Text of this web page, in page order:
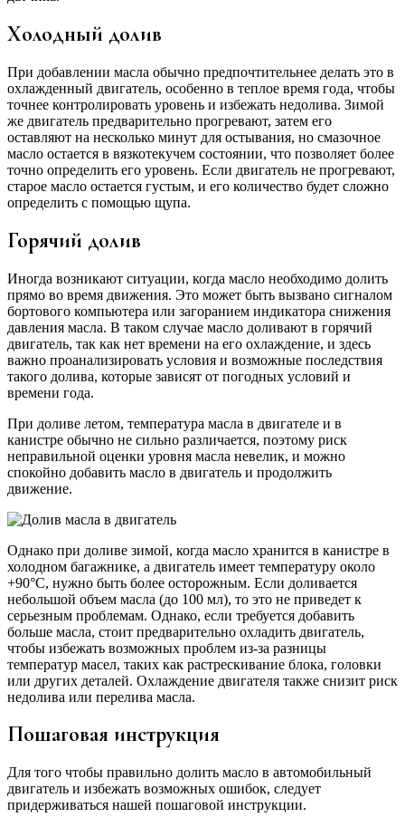
Холодный долив
При добавлении масла обычно предпочтительнее делать это в
охлажденный двигатель, особенно в теплое время года, чтобы
точнее контролировать уровень и избежать недолива. Зимой
же двигатель предварительно прогревают, затем его
оставляют на несколько минут для остывания, но смазочное
масло остается в вязкотекучем состоянии, что позволяет более
точно определить его уровень. Если двигатель не прогревают,
старое масло остается густым, и его количество будет сложно
определить с помощью щупа.
Горячий долив
Иногда возникают ситуации, когда масло необходимо долить
прямо во время движения. Это может быть вызвано сигналом
бортового компьютера или загоранием индикатора снижения
давления масла. В таком случае масло доливают в горячий
двигатель, так как нет времени на его охлаждение, и здесь
важно проанализировать условия и возможные последствия
такого долива, которые зависят от погодных условий и
времени года.
При доливе летом, температура масла в двигателе и в
канистре обычно не сильно различается, поэтому риск
неправильной оценки уровня масла невелик, и можно
спокойно добавить масло в двигатель и продолжить
движение.
Однако при доливе зимой, когда масло хранится в канистре в
холодном багажнике, а двигатель имеет температуру около
+90°C, нужно быть более осторожным. Если доливается
небольшой объем масла (до 100 мл), то это не приведет к
серьезным проблемам. Однако, если требуется добавить
больше масла, стоит предварительно охладить двигатель,
чтобы избежать возможных проблем из-за разницы
температур масел, таких как растрескивание блока, головки
или других деталей. Охлаждение двигателя также снизит риск
недолива или перелива масла.
Пошаговая инструкция
Для того чтобы правильно долить масло в автомобильный
двигатель и избежать возможных ошибок, следует
придерживаться нашей пошаговой инструкции.